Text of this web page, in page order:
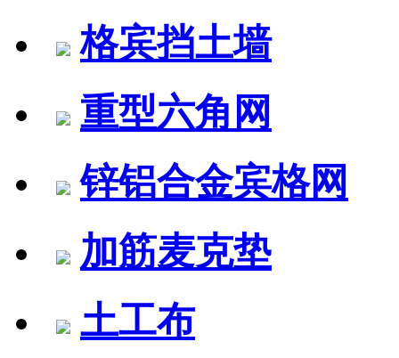
格宾挡土墙
重型六角网
锌铝合金宾格网
加筋麦克垫
土工布